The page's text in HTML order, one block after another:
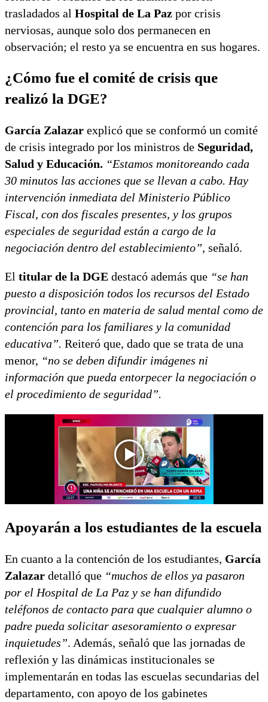
trasladados al Hospital de La Paz por crisis
nerviosas, aunque solo dos permanecen en
observación; el resto ya se encuentra en sus hogares.
¿Cómo fue el comité de crisis que
realizó la DGE?
García Zalazar explicó que se conformó un comité
de crisis integrado por los ministros de Seguridad,
Salud y Educación. “Estamos monitoreando cada
30 minutos las acciones que se llevan a cabo. Hay
intervención inmediata del Ministerio Público
Fiscal, con dos fiscales presentes, y los grupos
especiales de seguridad están a cargo de la
negociación dentro del establecimiento”, señaló.
El titular de la DGE destacó además que “se han
puesto a disposición todos los recursos del Estado
provincial, tanto en materia de salud mental como de
contención para los familiares y la comunidad
educativa”. Reiteró que, dado que se trata de una
menor, “no se deben difundir imágenes ni
información que pueda entorpecer la negociación o
el procedimiento de seguridad”.
Apoyarán a los estudiantes de la escuela
En cuanto a la contención de los estudiantes, García
Zalazar detalló que “muchos de ellos ya pasaron
por el Hospital de La Paz y se han difundido
teléfonos de contacto para que cualquier alumno o
padre pueda solicitar asesoramiento o expresar
inquietudes”. Además, señaló que las jornadas de
reflexión y las dinámicas institucionales se
implementarán en todas las escuelas secundarias del
departamento, con apoyo de los gabinetes